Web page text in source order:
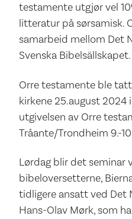
testamente utgjør vel
litteratur på sørsamisk.
samarbeid mellom Det
Svenska Bibelsällskapet.
Orre testamente ble
kirkene 25.august 2024
utgivelsen av Orre
Tråante/Trondheim 9.-
Lørdag blir det seminar
bibeloversetterne,
tidligere ansatt ved Det
Hans-Olav Mørk, som